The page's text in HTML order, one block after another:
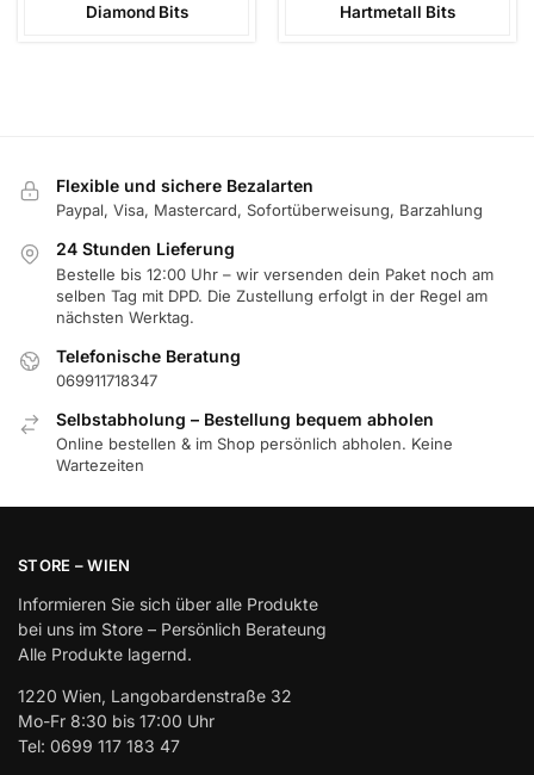
Diamond Bits Hartmetall Bits
Flexible und sichere Bezalarten
Paypal, Visa, Mastercard, Sofortüberweisung, Barzahlung
24 Stunden Lieferung
Bestelle bis 12:00 Uhr – wir versenden dein Paket noch am
selben Tag mit DPD. Die Zustellung erfolgt in der Regel am
nächsten Werktag.
Telefonische Beratung
069911718347
Selbstabholung – Bestellung bequem abholen
Online bestellen & im Shop persönlich abholen. Keine
Wartezeiten
STORE – WIEN
Informieren Sie sich über alle Produkte
bei uns im Store – Persönlich Berateung
Alle Produkte lagernd.
1220 Wien, Langobardenstraße 32
Mo-Fr 8:30 bis 17:00 Uhr
Tel: 0699 117 183 47